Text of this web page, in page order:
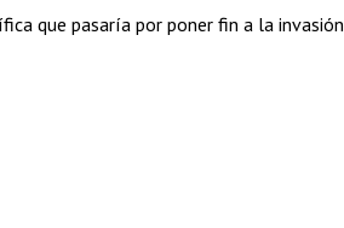
que pasaría por poner fin a la invasión